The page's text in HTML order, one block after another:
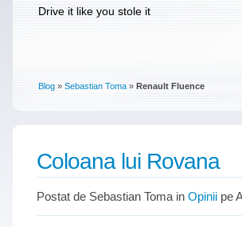
Drive it like you stole it
Blog » Sebastian Toma » Renault Fluence
Coloana lui Rovana
Postat de Sebastian Toma in Opinii pe